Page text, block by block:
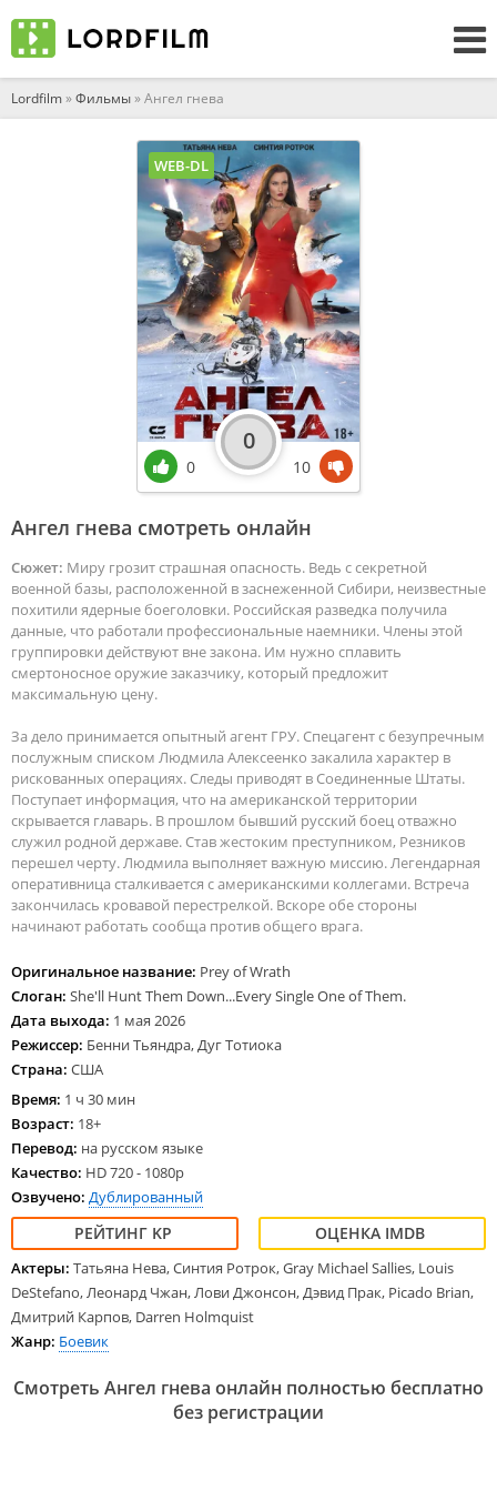
Lordfilm»Фильмы» Ангел гнева
Ангел гнева смотреть онлайн
Сюжет: Миру грозит страшная опасность. Ведь с секретной
военной базы, расположенной в заснеженной Сибири, неизвестные
похитили ядерные боеголовки. Российская разведка получила
данные, что работали профессиональные наемники. Члены этой
группировки действуют вне закона. Им нужно сплавить
смертоносное оружие заказчику, который предложит
максимальную цену.
За дело принимается опытный агент ГРУ. Спецагент с безупречным
послужным списком Людмила Алексеенко закалила характер в
рискованных операциях. Следы приводят в Соединенные Штаты.
Поступает информация, что на американской территории
скрывается главарь. В прошлом бывший русский боец отважно
служил родной державе. Став жестоким преступником, Резников
перешел черту. Людмила выполняет важную миссию. Легендарная
оперативница сталкивается с американскими коллегами. Встреча
закончилась кровавой перестрелкой. Вскоре обе стороны
начинают работать сообща против общего врага.
Оригинальное название: Prey of Wrath
Слоган: She'll Hunt Them Down...Every Single One of Them.
Дата выхода: 1 мая 2026
Режиссер: Бенни Тьяндра, Дуг Тотиока
Страна: США
Время: 1 ч 30 мин
Возраст: 18+
Перевод: на русском языке
Качество: HD 720 - 1080p
Озвучено: Дублированный
Актеры: Татьяна Нева, Синтия Ротрок, Gray Michael Sallies, Louis
DeStefano, Леонард Чжан, Лови Джонсон, Дэвид Прак, Picado Brian,
Дмитрий Карпов, Darren Holmquist
Жанр: Боевик
WEB-DL
0
0
10
Смотреть Ангел гнева онлайн полностью бесплатно
без регистрации